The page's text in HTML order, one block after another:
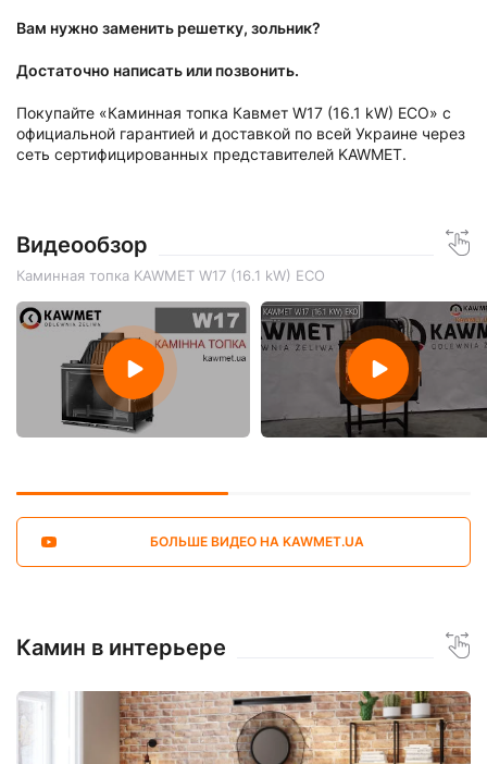
Вам нужно заменить решетку, зольник?
Достаточно написать или позвонить.
Покупайте «Каминная топка Кавмет W17 (16.1 kW) EСO» с
официальной гарантией и доставкой по всей Украине через
сеть сертифицированных представителей KAWMET.
Видеообзор
Каминная топка KAWMET W17 (16.1 kW) EСO
БОЛЬШЕ ВИДЕО НА KAWMET.UA
Камин в интерьере